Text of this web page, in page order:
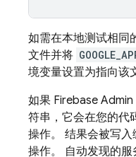
如需在本地测试相同
文件并将
境变量设置为指向该
如果 Firebase
符串，它会在您的代
操作。 结果会被写
操作。 自动发现的